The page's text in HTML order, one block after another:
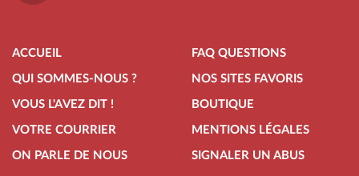
ACCUEIL
QUI SOMMES-NOUS ?
VOUS L'AVEZ DIT !
VOTRE COURRIER
ON PARLE DE NOUS
FAQ QUESTIONS
NOS SITES FAVORIS
BOUTIQUE
MENTIONS LÉGALES
SIGNALER UN ABUS